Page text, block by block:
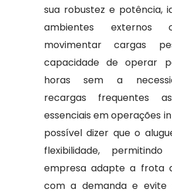
sua robustez e potência,
ambientes externos
movimentar cargas
capacidade de operar
horas sem a
recargas frequentes
essenciais em operações
possível dizer que o
flexibilidade,
empresa adapte a frota
com a demanda e evite